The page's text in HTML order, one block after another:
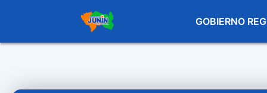
GOBIERNO